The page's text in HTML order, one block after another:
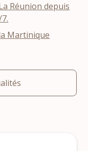
Réunion depuis
Martinique